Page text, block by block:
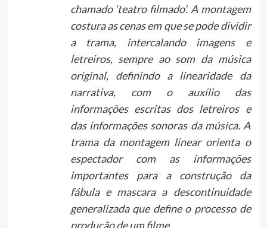
chamado ‘teatro filmado’. A montagem
costura as cenas em que se pode dividir
a trama, intercalando imagens e
letreiros, sempre ao som da música
original, definindo a linearidade da
narrativa, com o auxílio das
informações escritas dos letreiros e
das informações sonoras da música. A
trama da montagem linear orienta o
espectador com as informações
importantes para a construção da
fábula e mascara a descontinuidade
generalizada que define o processo de
produção de um filme.